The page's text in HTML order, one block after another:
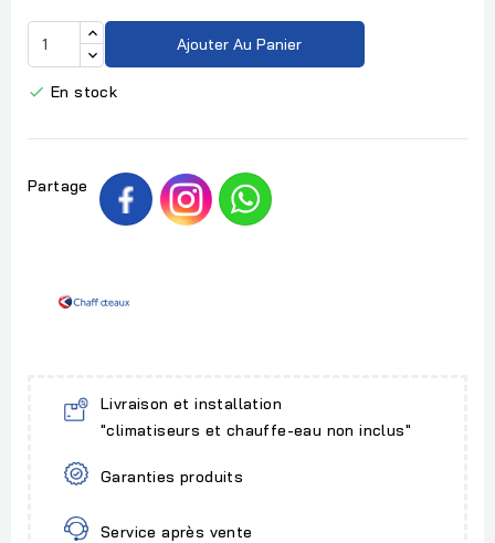
Ajouter Au Panier
 En stock
Partage
Livraison et installation
"climatiseurs et chauffe-eau non inclus"
Garanties produits
Service après vente